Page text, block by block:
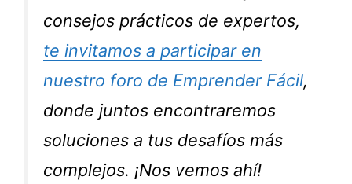
consejos prácticos de expertos,
te invitamos a participar en
nuestro foro de Emprender Fácil,
donde juntos encontraremos
soluciones a tus desafíos más
complejos. ¡Nos vemos ahí!